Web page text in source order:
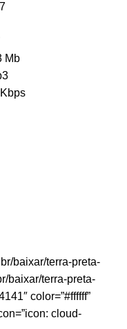
Mb
baixar/terra-preta-
baixar/terra-preta-
color=”#ffffff”
cloud-